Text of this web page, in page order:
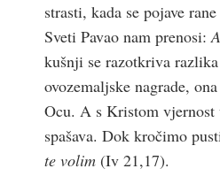
strasti, kada se pojave
Sveti Pavao nam prenosi:
kušnji se razotkriva
ovozemaljske nagrade,
Ocu. A s Kristom vjernost
spašava. Dok kročimo
te volim (Iv 21,17).